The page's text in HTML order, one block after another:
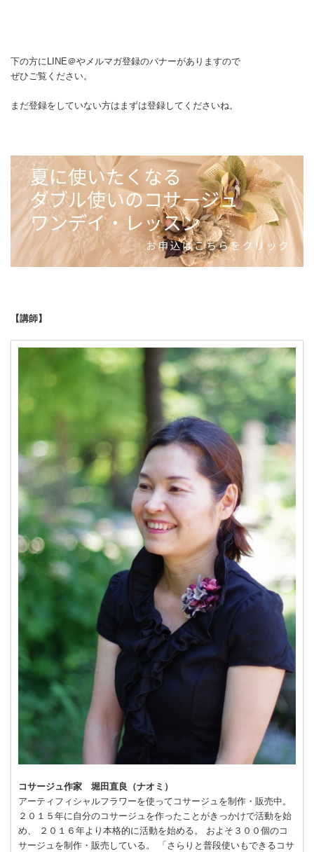
下の方にLINE＠やメルマガ登録のバナーがありますので
ぜひご覧ください。
まだ登録をしていない方はまずは登録してくださいね。
【講師】
コサージュ作家 堀田直良（ナオミ）
アーティフィシャルフラワーを使ってコサージュを制作・販売中。
２０１５年に自分のコサージュを作ったことがきっかけで活動を始
め、 ２０１６年より本格的に活動を始める。 およそ３００個のコ
サージュを制作・販売している。 「さらりと普段使いもできるコサ